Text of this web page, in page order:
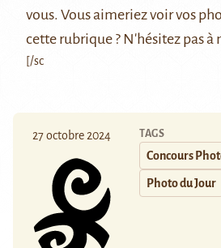
vous. Vous aimeriez voir vos
cette rubrique ? N'hésitez pas à
[/sc
27 octobre 2024 TAGS
Concours
Photo du Jour